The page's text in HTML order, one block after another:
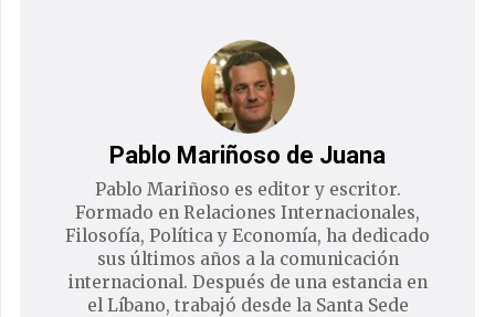
Pablo Mariñoso de Juana
Pablo Mariñoso es editor y escritor.
Formado en Relaciones Internacionales,
Filosofía, Política y Economía, ha dedicado
sus últimos años a la comunicación
internacional. Después de una estancia en
el Líbano, trabajó desde la Santa Sede